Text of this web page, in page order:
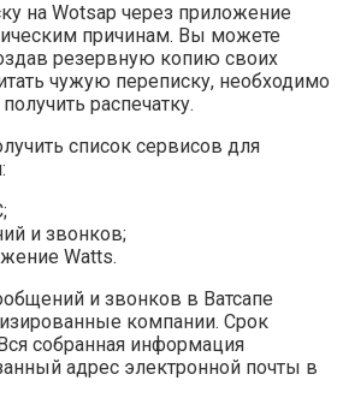
на Wotsap через приложение
причинам. Вы можете
резервную копию своих
чужую переписку, необходимо
распечатку.
список сервисов для
и звонков;
Watts.
и звонков в Ватсапе
компании. Срок
собранная информация
адрес электронной почты в